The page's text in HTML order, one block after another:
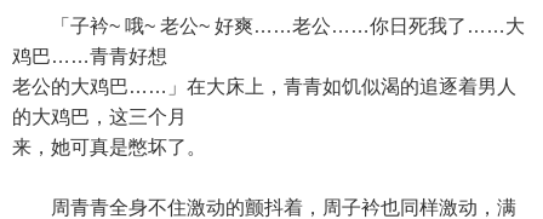
「子衿~ 哦~ 老公~ 好爽……老公……你日死我了……大
鸡巴……青青好想
老公的大鸡巴……」在大床上，青青如饥似渴的追逐着男人
的大鸡巴，这三个月
来，她可真是憋坏了。
周青青全身不住激动的颤抖着，周子衿也同样激动，满